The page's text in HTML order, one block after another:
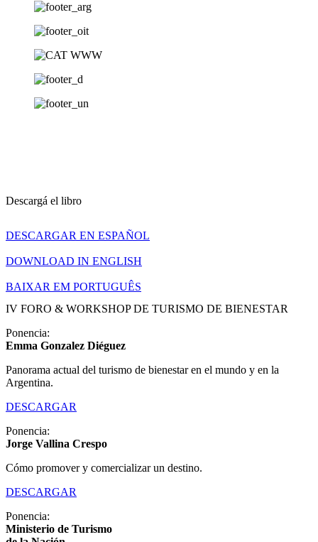
Descargá el libro
DESCARGAR EN ESPAÑOL
DOWNLOAD IN ENGLISH
BAIXAR EM PORTUGUÊS
IV FORO & WORKSHOP DE TURISMO DE BIENESTAR​
Ponencia:
Emma Gonzalez Diéguez
Panorama actual del turismo de bienestar en el mundo y en la
Argentina.
DESCARGAR
Ponencia:
Jorge Vallina Crespo
Cómo promover y comercializar un destino.
DESCARGAR
Ponencia:
Ministerio de Turismo